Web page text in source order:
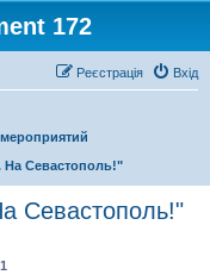
172
Вхід
Реєстрація
На Севастополь!"
Севастополь!"
1